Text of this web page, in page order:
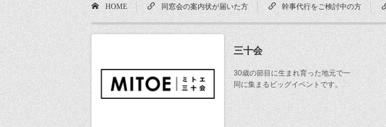
HOME 同窓会の案内状が届いた方 幹事代行をご検討中の方
三十会
30歳の節目に生まれ育った地元で一
同に集まるビッグイベントです。